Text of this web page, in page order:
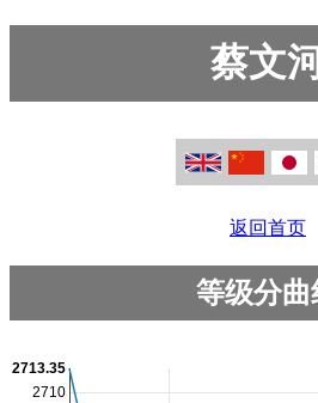
蔡文
返回首页
等级分曲
2710
2713.35